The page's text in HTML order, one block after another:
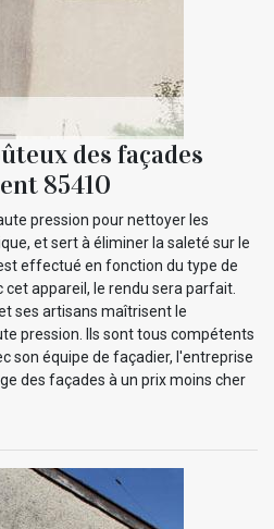
des façades
85410
pression pour nettoyer les
et sert à éliminer la saleté sur le
effectué en fonction du type de
appareil, le rendu sera parfait.
ses artisans maîtrisent le
pression. Ils sont tous compétents
son équipe de façadier, l'entreprise
des façades à un prix moins cher